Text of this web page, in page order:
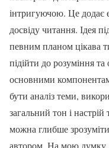
інтригуючою. Це додає
досвіду читання. Ідея
певним планом цікава
підійти до розуміння
основними
бути аналіз теми,
загальний тон і
можна глибше
автором. На мою думку,